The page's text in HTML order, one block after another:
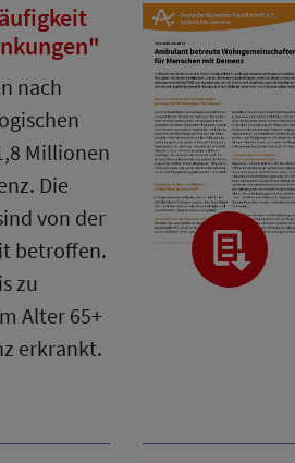
nach
Millionen
Die
von der
betroffen.
zu
Alter 65+
erkrankt.